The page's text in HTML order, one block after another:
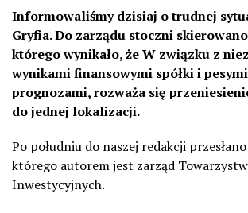
Informowaliśmy dzisiaj o trudnej
Gryfia. Do zarządu stoczni
którego wynikało, że W związku z
wynikami finansowymi spółki i
prognozami, rozważa się
do jednej lokalizacji.
Po południu do naszej redakcji
którego autorem jest zarząd
Inwestycyjnych.